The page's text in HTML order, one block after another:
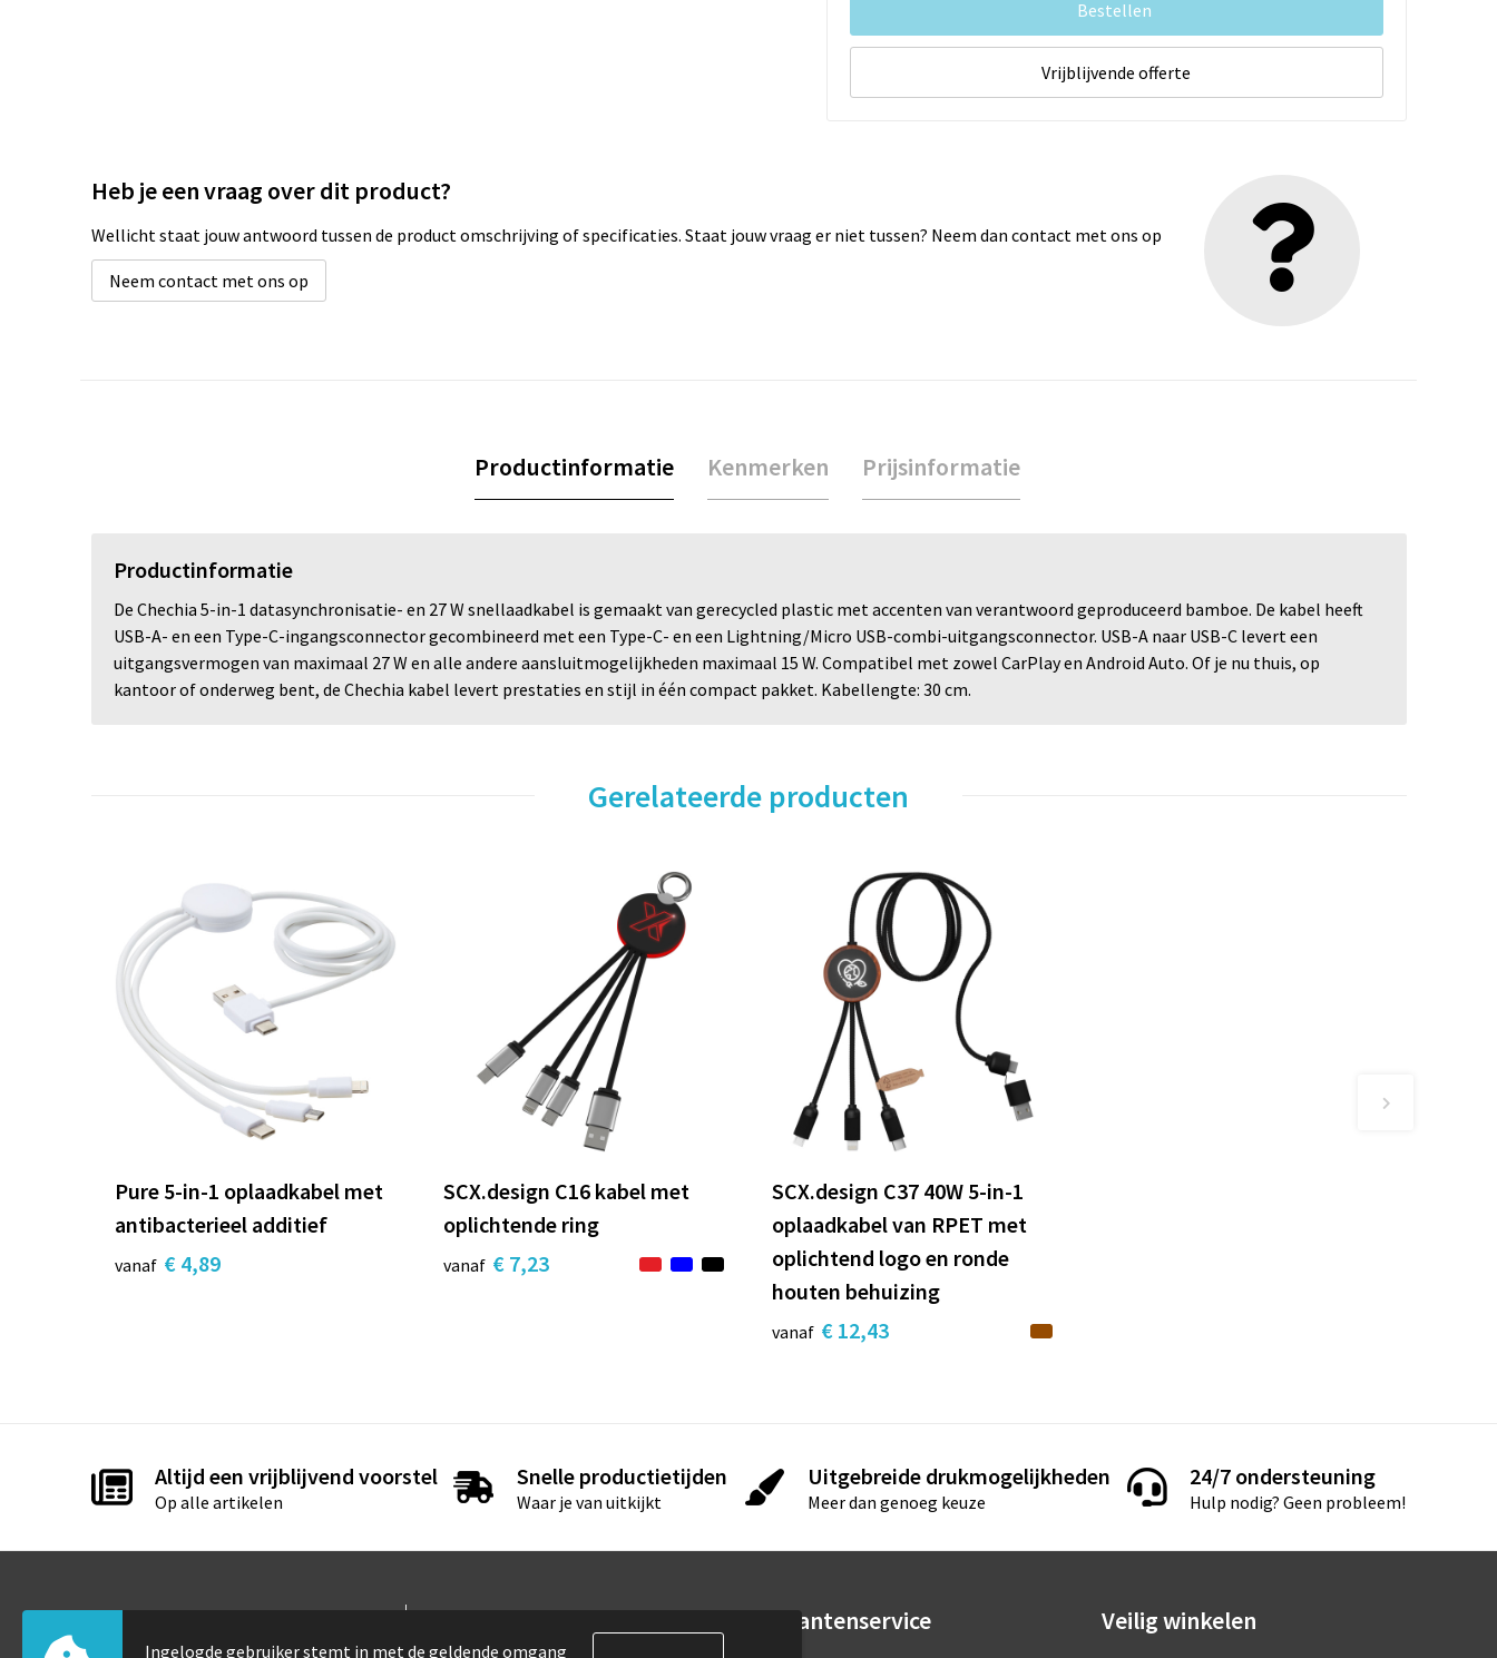
Bestellen
Vrijblijvende offerte
Heb je een vraag over dit product?
Wellicht staat jouw antwoord tussen de product omschrijving of specificaties. Staat jouw vraag er niet tussen? Neem dan contact met ons op
Neem contact met ons op
Productinformatie Kenmerken Prijsinformatie
Productinformatie
De Chechia 5-in-1 datasynchronisatie- en 27 W snellaadkabel is gemaakt van gerecycled plastic met accenten van verantwoord geproduceerd bamboe. De kabel heeft
USB-A- en een Type-C-ingangsconnector gecombineerd met een Type-C- en een Lightning/Micro USB-combi-uitgangsconnector. USB-A naar USB-C levert een
uitgangsvermogen van maximaal 27 W en alle andere aansluitmogelijkheden maximaal 15 W. Compatibel met zowel CarPlay en Android Auto. Of je nu thuis, op
kantoor of onderweg bent, de Chechia kabel levert prestaties en stijl in één compact pakket. Kabellengte: 30 cm.
Gerelateerde producten
Pure 5-in-1 oplaadkabel met
antibacterieel additief
vanaf € 4,89
SCX.design C16 kabel met
oplichtende ring
vanaf € 7,23
SCX.design C37 40W 5-in-1
oplaadkabel van RPET met
oplichtend logo en ronde
houten behuizing
vanaf € 12,43
Altijd een vrijblijvend voorstel
Op alle artikelen
Snelle productietijden
Waar je van uitkijkt
Uitgebreide drukmogelijkheden
Meer dan genoeg keuze
24/7 ondersteuning
Hulp nodig? Geen probleem!
Contact Informatie Klantenservice Veilig winkelen
Ingelogde gebruiker stemt in met de geldende omgang